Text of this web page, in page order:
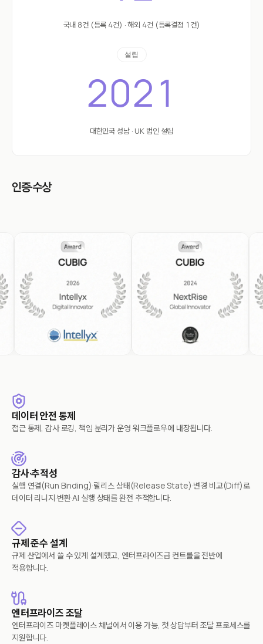
국내 8건 (등록 4건) · 해외 4건 (등록결정 1건)
설립
2021
대한민국 성남 · UK 법인 설립
인증·수상
데이터 안전 통제
접근 통제, 감사 로깅, 책임 분리가 운영 워크플로우에 내장됩니다.
감사·추적성
실행 연결(Run Binding)·릴리스 상태(Release State)·변경 비교(Diff)로
데이터 리니지·변환·AI 실행 상태를 완전 추적합니다.
규제 준수 설계
규제 산업에서 쓸 수 있게 설계했고, 엔터프라이즈급 컨트롤을 전반에
적용합니다.
엔터프라이즈 조달
엔터프라이즈 마켓플레이스 채널에서 이용 가능, 첫 상담부터 조달 프로세스를
지원합니다.